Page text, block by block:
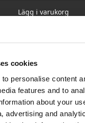
cookies
personalise content
features and to
about your
advertising and
Lägg i varukorg
är en rund stolsdyna i
naturlig värme
ullen ger dynan
passar lika fint på
eller i ett skyddat